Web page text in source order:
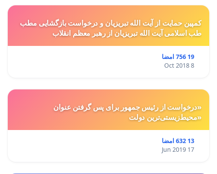
کمپین حمایت از آیت الله تبریزیان و درخواست بازگشایی مطب
طب اسلامی آیت الله تبریزیان از رهبر معظم انقلاب
19 756 امضا
8 Oct 2018
«درخواست از رئیس جمهور برای پس گرفتن عنوان
«محیط‌زیستی‌ترین دولت
13 632 امضا
17 Jun 2019